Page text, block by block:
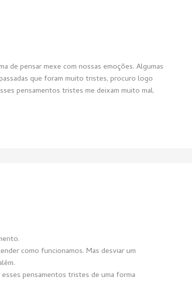
de pensar mexe com nossas emoções. Algumas
que foram muito tristes, procuro logo
pensamentos tristes me deixam muito mal.
como funcionamos. Mas desviar um
pensamentos tristes de uma forma